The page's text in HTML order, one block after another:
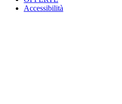
Accessibilità